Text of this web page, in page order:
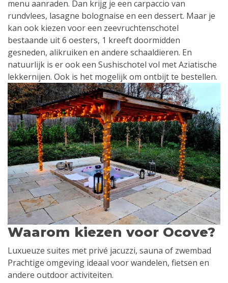
menu aanraden. Dan krijg je een carpaccio van
rundvlees, lasagne bolognaise en een dessert. Maar je
kan ook kiezen voor een zeevruchtenschotel
bestaande uit 6 oesters, 1 kreeft doormidden
gesneden, alikruiken en andere schaaldieren. En
natuurlijk is er ook een Sushischotel vol met Aziatische
lekkernijen. Ook is het mogelijk om ontbijt te bestellen.
Waarom kiezen voor Ocove?
Luxueuze suites met privé jacuzzi, sauna of zwembad
Prachtige omgeving ideaal voor wandelen, fietsen en
andere outdoor activiteiten.